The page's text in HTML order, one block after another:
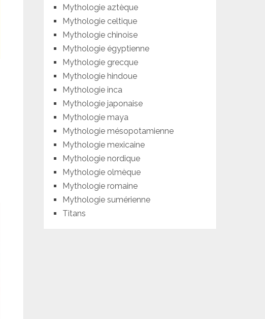
Mythologie aztèque
Mythologie celtique
Mythologie chinoise
Mythologie égyptienne
Mythologie grecque
Mythologie hindoue
Mythologie inca
Mythologie japonaise
Mythologie maya
Mythologie mésopotamienne
Mythologie mexicaine
Mythologie nordique
Mythologie olmèque
Mythologie romaine
Mythologie sumérienne
Titans